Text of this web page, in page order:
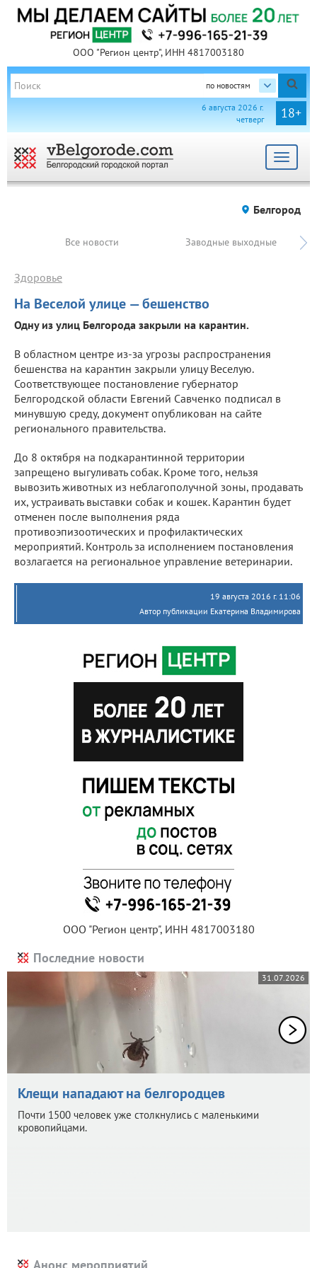
ООО "Регион центр", ИНН 4817003180
по новостям
18+
6 августа 2026 г.
четверг
Toggle
Белгород
Все новости Заводные выходные
На Веселой улице — бешенство
Здоровье
Одну из улиц Белгорода закрыли на карантин.
В областном центре из-за угрозы распространения
бешенства на карантин закрыли улицу Веселую.
Соответствующее постановление губернатор
Белгородской области Евгений Савченко подписал в
минувшую среду, документ опубликован на сайте
регионального правительства.
До 8 октября на подкарантинной территории
запрещено выгуливать собак. Кроме того, нельзя
вывозить животных из неблагополучной зоны, продавать
их, устраивать выставки собак и кошек. Карантин будет
отменен после выполнения ряда
противоэпизоотических и профилактических
мероприятий. Контроль за исполнением постановления
возлагается на региональное управление ветеринарии.
19 августа 2016 г. 11:06
Автор публикации Екатерина Владимирова
ООО "Регион центр", ИНН 4817003180
Последние новости
31.07.2026
Клещи нападают на белгородцев
Почти 1500 человек уже столкнулись с маленькими
кровопийцами.